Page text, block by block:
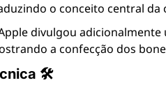
o conceito central da
divulgou
a confecção dos
🛠